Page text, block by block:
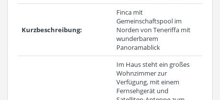
Kurzbeschreibung:
Finca mit
Gemeinschaftspool im
Norden von Teneriffa mit
wunderbarem
Panoramablick
Im Haus steht ein großes
Wohnzimmer zur
Verfügung, mit einem
Fernsehgerät und